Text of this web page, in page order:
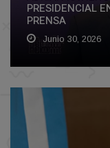
PRESIDENCIAL
PRENSA
Junio 30, 2026